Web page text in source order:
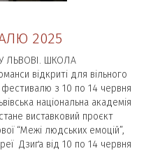
2025
ЛЬВОВІ. ШКОЛА
відкриті для вільного
фестивалю з 10 по 14 червня
національна академія
виставковий проєкт
“Межі людських емоцій”,
Дзиґа від 10 по 14 червня